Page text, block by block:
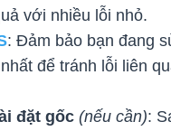
với nhiều lỗi nhỏ.
: Đảm bảo bạn đang
để tránh lỗi liên
đặt gốc (nếu cần):